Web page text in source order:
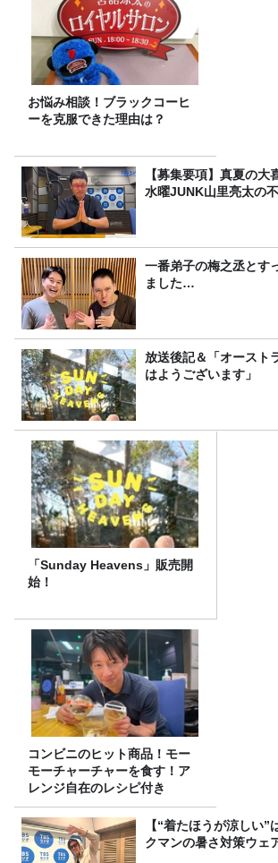
お悩み相談！ブラックコーヒ
ーを克服できた理由は？
【募集要項】真夏の大
水曜JUNK山里亮太の
一番弟子の梅之丞とす
ました…
放送後記＆「オースト
はようございます」
「Sunday Heavens」販売開
始！
コンビニのヒット商品！モー
モーチャーチャーを食す！ア
レンジ自在のレシピ付き
【“着たほうが涼しい
クマンの暑さ対策ウェ